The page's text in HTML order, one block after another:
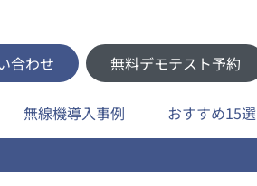
合わせ 無料デモテスト予約
無線機導入事例 おすすめ15選